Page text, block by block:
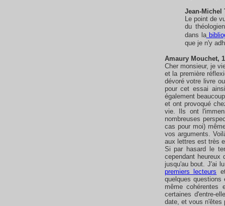
Jean-Michel
Le point de
du
dans la
que je n'y
Amaury Mouchet,
Cher monsieur, je
et la première
dévoré votre livre
pour cet essai
également
et ont provoqué
vie. Ils ont
nombreuses
cas pour moi)
vos arguments.
aux lettres est très
Si par hasard le
cependant heureux
jusqu'au bout. J'ai
premiers lecteurs
quelques
même cohérentes
certaines d'entre-
date, et vous n'êtes